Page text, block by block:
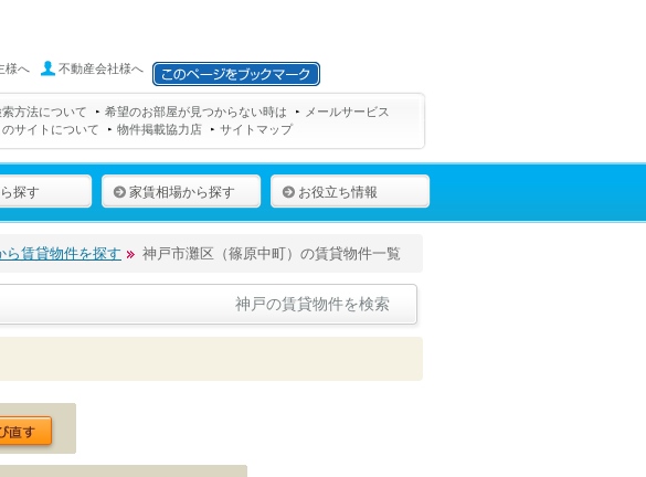
様へ 不動産会社様へ
索方法について 希望のお部屋が見つからない時は
メールサービス
のサイトについて
物件掲載協力店 サイトマップ
探す 家賃相場から探す お役立ち情報
ら賃貸物件を探す 神戸市灘区（篠原中町）の賃貸物件一覧
神戸の賃貸物件を検索